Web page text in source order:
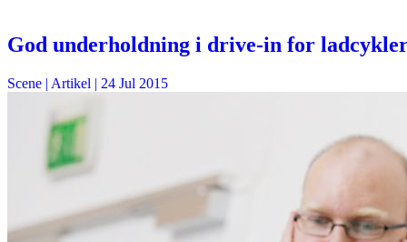
God underholdning i drive-in for
Scene | Artikel | 24 Jul 2015